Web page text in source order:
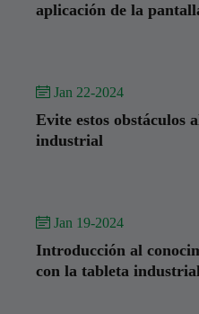
aplicación de la
 Jan 22-2024
Evite estos obstáculos
industrial
 Jan 19-2024
Introducción al
con la tableta